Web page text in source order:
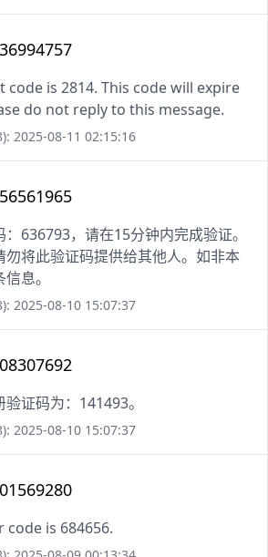
code is 2814. This code will expire
do not reply to this message.
2025-08-11 02:15:16
：636793，请在15分钟内完成验证。
勿将此验证码提供给其他人。如非本
息。
2025-08-10 15:07:37
验证码为：141493。
2025-08-10 15:07:37
code is 684656.